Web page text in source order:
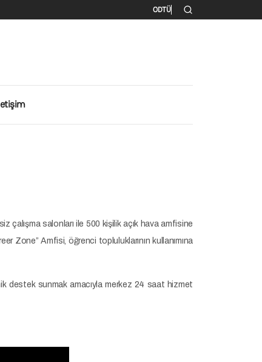
İkincil menü
ODTÜ
çalışma salonları ile 500 kişilik açık hava amfisine
Zone” Amfisi, öğrenci topluluklarının kullanımına
destek sunmak amacıyla merkez 24 saat hizmet